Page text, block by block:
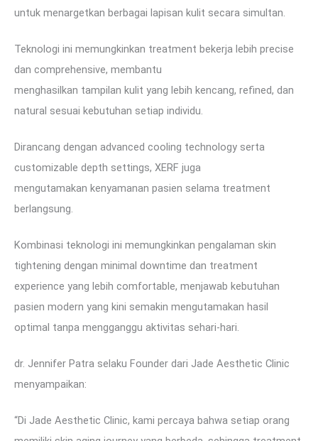
untuk menargetkan berbagai lapisan kulit secara simultan.
Teknologi ini memungkinkan treatment bekerja lebih precise
dan comprehensive, membantu
menghasilkan tampilan kulit yang lebih kencang, refined, dan
natural sesuai kebutuhan setiap individu.
Dirancang dengan advanced cooling technology serta
customizable depth settings, XERF juga
mengutamakan kenyamanan pasien selama treatment
berlangsung.
Kombinasi teknologi ini memungkinkan pengalaman skin
tightening dengan minimal downtime dan treatment
experience yang lebih comfortable, menjawab kebutuhan
pasien modern yang kini semakin mengutamakan hasil
optimal tanpa mengganggu aktivitas sehari-hari.
dr. Jennifer Patra selaku Founder dari Jade Aesthetic Clinic
menyampaikan:
“Di Jade Aesthetic Clinic, kami percaya bahwa setiap orang